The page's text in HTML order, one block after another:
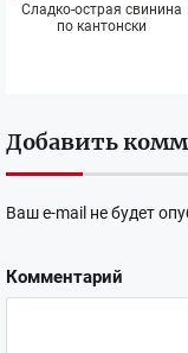
Сладко-острая свинина
по кантонски
Добавить
Ваш e-mail не будет
Комментарий